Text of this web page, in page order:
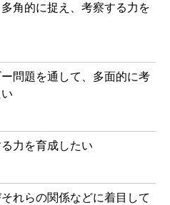
角的に捉え、考察する力を
問題を通して、多面的に考
力を育成したい
れらの関係などに着目して